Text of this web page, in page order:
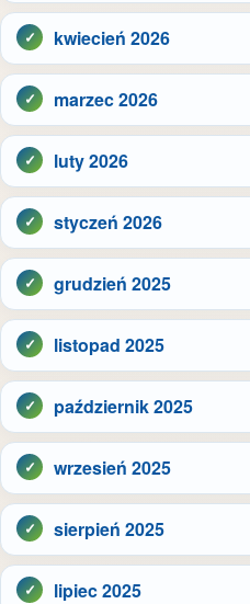
kwiecień 2026
marzec 2026
luty 2026
styczeń 2026
grudzień 2025
listopad 2025
październik 2025
wrzesień 2025
sierpień 2025
lipiec 2025